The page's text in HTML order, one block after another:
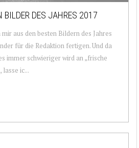
BILDER DES JAHRES 2017
mir aus den besten Bildern des Jahres
für die Redaktion fertigen. Und da
immer schwieriger wird an „frische
lasse ic...